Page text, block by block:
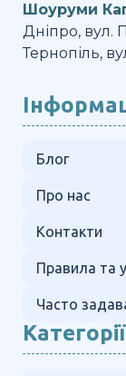
Шоуруми
Дніпро, вул.
Тернопіль,
Блог
Про нас
Контакти
Правила та
Часто
Категорії